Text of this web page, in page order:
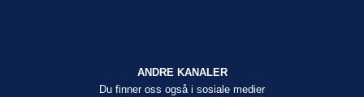
ANDRE KANALER
Du finner oss også i sosiale medier